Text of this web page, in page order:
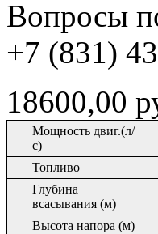
Вопросы
+7 (831)
18600,00
Мощность двиг.(л/
с)
Топливо
Глубина
всасывания (м)
Высота напора (м)